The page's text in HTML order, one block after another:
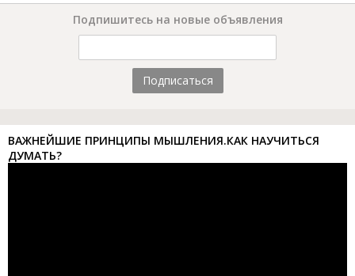
Подпишитесь на новые объявления
Подписаться
ВАЖНЕЙШИЕ ПРИНЦИПЫ МЫШЛЕНИЯ.КАК НАУЧИТЬСЯ
ДУМАТЬ?